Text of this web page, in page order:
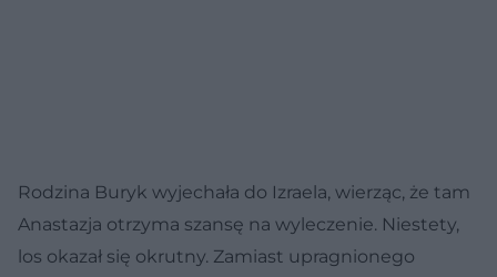
Rodzina Buryk wyjechała do Izraela, wierząc, że tam
Anastazja otrzyma szansę na wyleczenie. Niestety,
los okazał się okrutny. Zamiast upragnionego